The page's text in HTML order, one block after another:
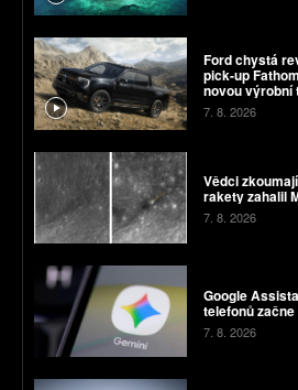
Ford chystá
pick-up
novou výrobní
7. 8. 2026
Vědci
rakety zahalil
7. 8. 2026
Google
telefonů
7. 8. 2026